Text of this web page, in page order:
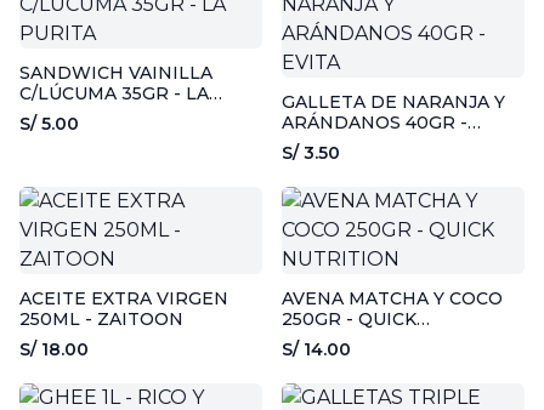
SANDWICH VAINILLA
C/LÚCUMA 35GR - LA
PURITA
S/ 5.00
GALLETA DE NARANJA Y
ARÁNDANOS 40GR -
EVITA
S/ 3.50
ACEITE EXTRA VIRGEN
250ML - ZAITOON
S/ 18.00
AVENA MATCHA Y COCO
250GR - QUICK
NUTRITION
S/ 14.00